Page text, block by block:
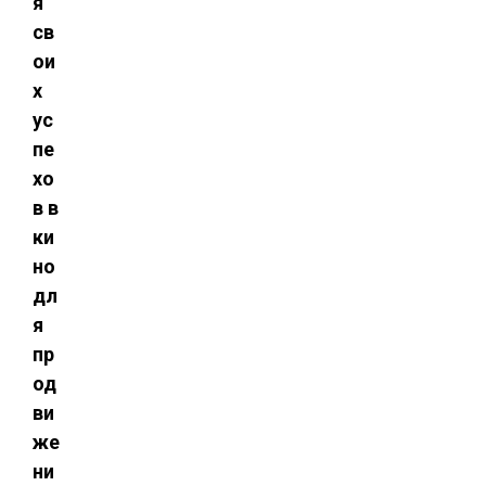
св
ои
х
ус
пе
хо
в в
ки
но
дл
я
пр
од
ви
же
ни